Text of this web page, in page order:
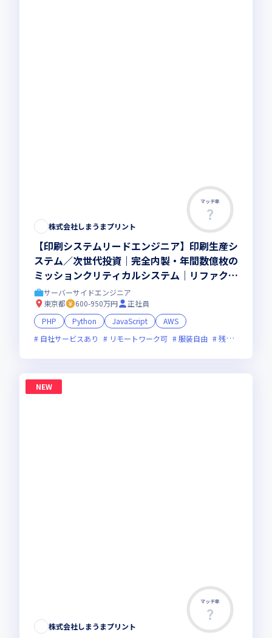
マッチ率
株式会社しまうまプリント
【印刷システムリードエンジニア】印刷生産シ
ステム／次世代投資｜完全内製・年間数億枚の
ミッションクリティカルシステム｜リファクタ
＆刷新の比重をさらに拡大｜ハイブリッド勤務
(週2出社)
サーバーサイドエンジニア
東京都
600-950万円
正社員
PHP
Python JavaScript
AWS
自社サービスあり
リモートワーク可 服装自由 残業月20時間未満
NEW
マッチ率
株式会社しまうまプリント